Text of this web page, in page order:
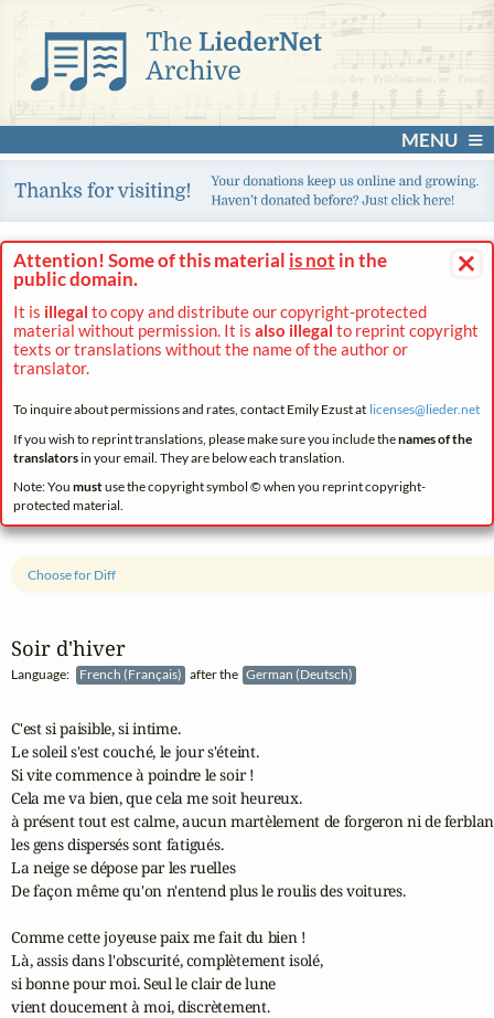
MENU
×
Attention! Some of this material is not in the
public domain.
It is illegal to copy and distribute our copyright-protected
material without permission. It is also illegal to reprint copyright
texts or translations without the name of the author or
translator.
To inquire about permissions and rates, contact Emily Ezust at licenses@lieder.net
If you wish to reprint translations, please make sure you include thenames of the
translatorsin your email. They are below each translation.
Note: You mustuse the copyright symbol © when you reprint copyright-
protected material.
Soir d'hiver
Language: French (Français) after the German (Deutsch)
Choose for Diff
C'est si paisible, si intime.
Le soleil s'est couché, le jour s'éteint.
Si vite commence à poindre le soir !
Cela me va bien, que cela me soit heureux.
à présent tout est calme, aucun martèlement de forgeron ni de
les gens dispersés sont fatigués.
La neige se dépose par les ruelles
De façon même qu'on n'entend plus le roulis des voitures.
Comme cette joyeuse paix me fait du bien !
Là, assis dans l'obscurité, complètement isolé,
si bonne pour moi. Seul le clair de lune
vient doucement à moi, discrètement.